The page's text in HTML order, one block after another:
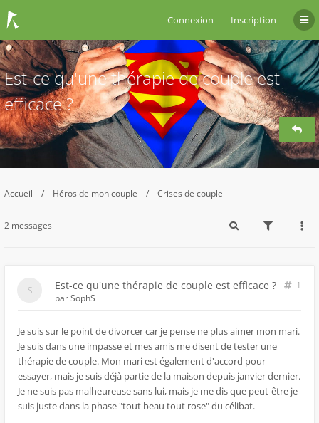
Connexion Inscription
Est-ce qu'une thérapie de couple est
efficace ?
Accueil Héros de mon couple Crises de couple
2 messages
Est-ce qu'une thérapie de couple est efficace ?
1
parSophS
Je suis sur le point de divorcer car je pense ne plus aimer mon mari.
Je suis dans une impasse et mes amis me disent de tester une
thérapie de couple. Mon mari est également d'accord pour
essayer, mais je suis déjà partie de la maison depuis janvier dernier.
Je ne suis pas malheureuse sans lui, mais je me dis que peut-être je
suis juste dans la phase "tout beau tout rose" du célibat.